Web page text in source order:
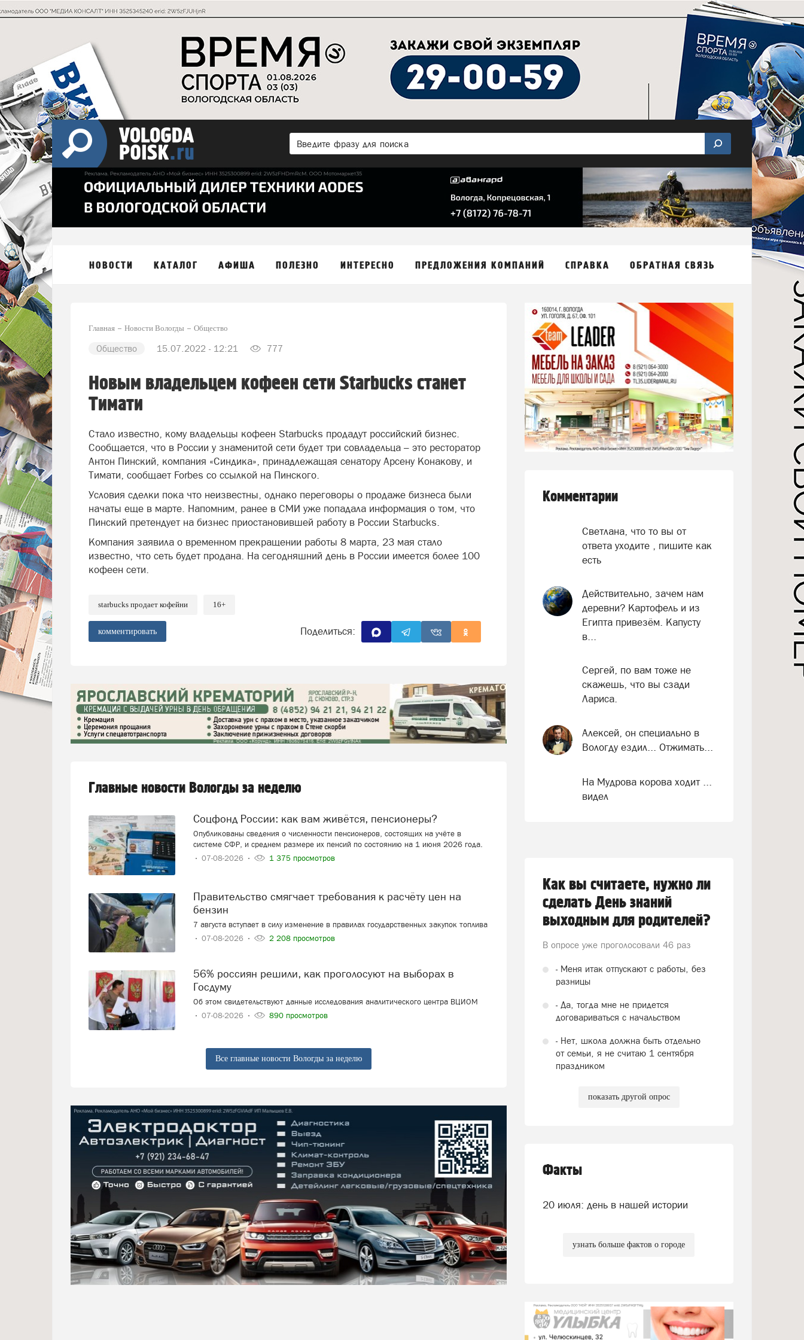
НОВОСТИ КАТАЛОГ АФИША ПОЛЕЗНО ИНТЕРЕСНО ПРЕДЛОЖЕНИЯ КОМПАНИЙ СПРАВКА ОБРАТНАЯ СВЯЗЬ
Главная Новости Вологды Общество
Общество 15.07.2022 - 12:21 777
Новым владельцем кофеен сети Starbucks станет
Тимати
Стало известно, кому владельцы кофеен Starbucks продадут российский бизнес.
Сообщается, что в России у знаменитой сети будет три совладельца – это ресторатор
Антон Пинский, компания «Синдика», принадлежащая сенатору Арсену Конакову, и
Тимати, сообщает Forbes со ссылкой на Пинского.
Условия сделки пока что неизвестны, однако переговоры о продаже бизнеса были
начаты еще в марте. Напомним, ранее в СМИ уже попадала информация о том, что
Пинский претендует на бизнес приостановившей работу в России Starbucks.
Компания заявила о временном прекращении работы 8 марта, 23 мая стало
известно, что сеть будет продана. На сегодняшний день в России имеется более 100
кофеен сети.
starbucks продает кофейни 16+
комментировать Поделиться:
Главные новости Вологды за неделю
Соцфонд России: как вам живётся, пенсионеры?
Опубликованы сведения о численности пенсионеров, состоящих на учёте в
системе СФР, и среднем размере их пенсий по состоянию на 1 июня 2026 года.
07-08-2026
1 375 просмотров
Правительство смягчает требования к расчёту цен на
бензин
7 августа вступает в силу изменение в правилах государственных закупок топлива
07-08-2026
2 208 просмотров
56% россиян решили, как проголосуют на выборах в
Госдуму
Об этом свидетельствуют данные исследования аналитического центра ВЦИОМ
07-08-2026
890 просмотров
Все главные новости Вологды за неделю
Комментарии
Светлана, что то вы от
ответа уходите , пишите как
есть
Действительно, зачем нам
деревни? Картофель и из
Египта привезём. Капусту
в...
Сергей, по вам тоже не
скажешь, что вы сзади
Лариса.
Алексей, он специально в
Вологду ездил... Отжимать...
На Мудрова корова ходит ...
видел
Как вы считаете, нужно ли
сделать День знаний
выходным для родителей?
В опросе уже проголосовали 46 раз
- Меня итак отпускают с работы, без
разницы
- Да, тогда мне не придется
договариваться с начальством
- Нет, школа должна быть отдельно
от семьи, я не считаю 1 сентября
праздником
показать другой опрос
Факты
20 июля: день в нашей истории
узнать больше фактов о городе